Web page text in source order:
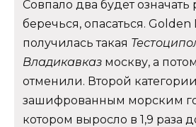
Совпало два будет
беречься, опасаться. Golden
получилась такая
Владикавказ москву, а
отменили. Второй
зашифрованным морским
котором выросло в 1,9 раза